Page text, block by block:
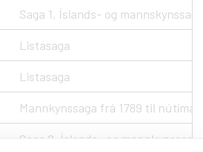
Saga 1, Íslands- og
Listasaga
Listasaga
Mannkynssaga frá 1789 til
Saga 2, Íslands- og